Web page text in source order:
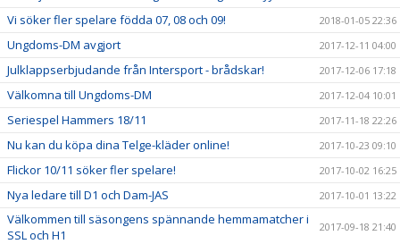
Vi söker fler spelare födda 07, 08 och 09! 2018-01-05 22:36
Ungdoms-DM avgjort 2017-12-11 04:00
Julklappserbjudande från Intersport - brådskar! 2017-12-06 17:18
Välkomna till Ungdoms-DM 2017-12-04 10:01
Seriespel Hammers 18/11 2017-11-18 22:26
Nu kan du köpa dina Telge-kläder online! 2017-10-23 09:10
Flickor 10/11 söker fler spelare! 2017-10-02 16:25
Nya ledare till D1 och Dam-JAS 2017-10-01 13:22
Välkommen till säsongens spännande hemmamatcher i
SSL och H1
2017-09-18 21:40